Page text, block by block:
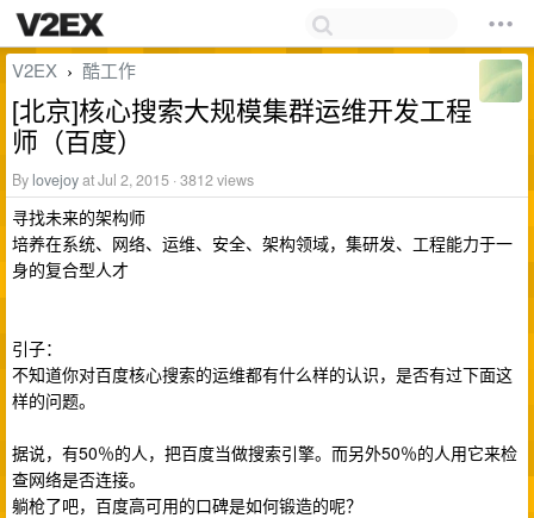
V2EX › 酷工作
[北京]核心搜索大规模集群运维开发工程
师（百度）
By lovejoyat Jul 2, 2015 · 3812 views
寻找未来的架构师
培养在系统、网络、运维、安全、架构领域，集研发、工程能力于一
身的复合型人才
引子：
不知道你对百度核心搜索的运维都有什么样的认识，是否有过下面这
样的问题。
据说，有50％的人，把百度当做搜索引擎。而另外50％的人用它来检
查网络是否连接。
躺枪了吧，百度高可用的口碑是如何锻造的呢？